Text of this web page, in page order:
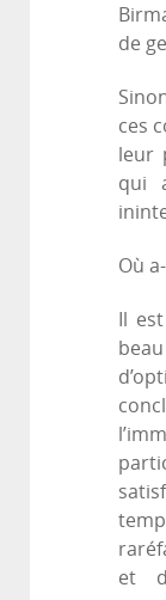
de
ces
leur
qui
Où
Il
et